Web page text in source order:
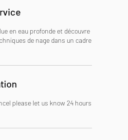
en eau profonde et découvre
de nage dans un cadre
please let us know 24 hours